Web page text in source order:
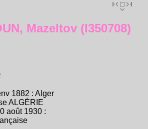
Mazeltov (I350708)
1882 : Alger
ALGÉRIE
août 1930 :